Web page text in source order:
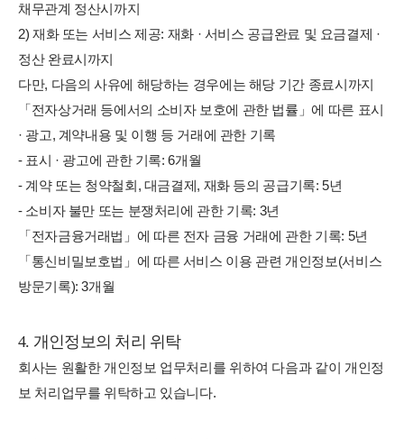
채무관계 정산시까지
2) 재화 또는 서비스 제공: 재화 · 서비스 공급완료 및 요금결제 ·
정산 완료시까지
다만, 다음의 사유에 해당하는 경우에는 해당 기간 종료시까지
「전자상거래 등에서의 소비자 보호에 관한 법률」에 따른 표시
· 광고, 계약내용 및 이행 등 거래에 관한 기록
- 표시 · 광고에 관한 기록: 6개월
- 계약 또는 청약철회, 대금결제, 재화 등의 공급기록: 5년
- 소비자 불만 또는 분쟁처리에 관한 기록: 3년
「전자금융거래법」에 따른 전자 금융 거래에 관한 기록: 5년
「통신비밀보호법」에 따른 서비스 이용 관련 개인정보(서비스
방문기록): 3개월
4. 개인정보의 처리 위탁
회사는 원활한 개인정보 업무처리를 위하여 다음과 같이 개인정
보 처리업무를 위탁하고 있습니다.